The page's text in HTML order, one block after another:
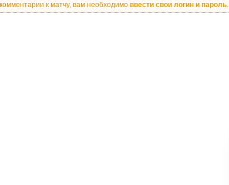
к матчу, вам необходимо ввести свои логин и пароль.